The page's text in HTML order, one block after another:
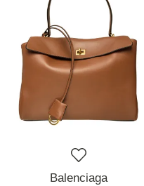
Balenciaga